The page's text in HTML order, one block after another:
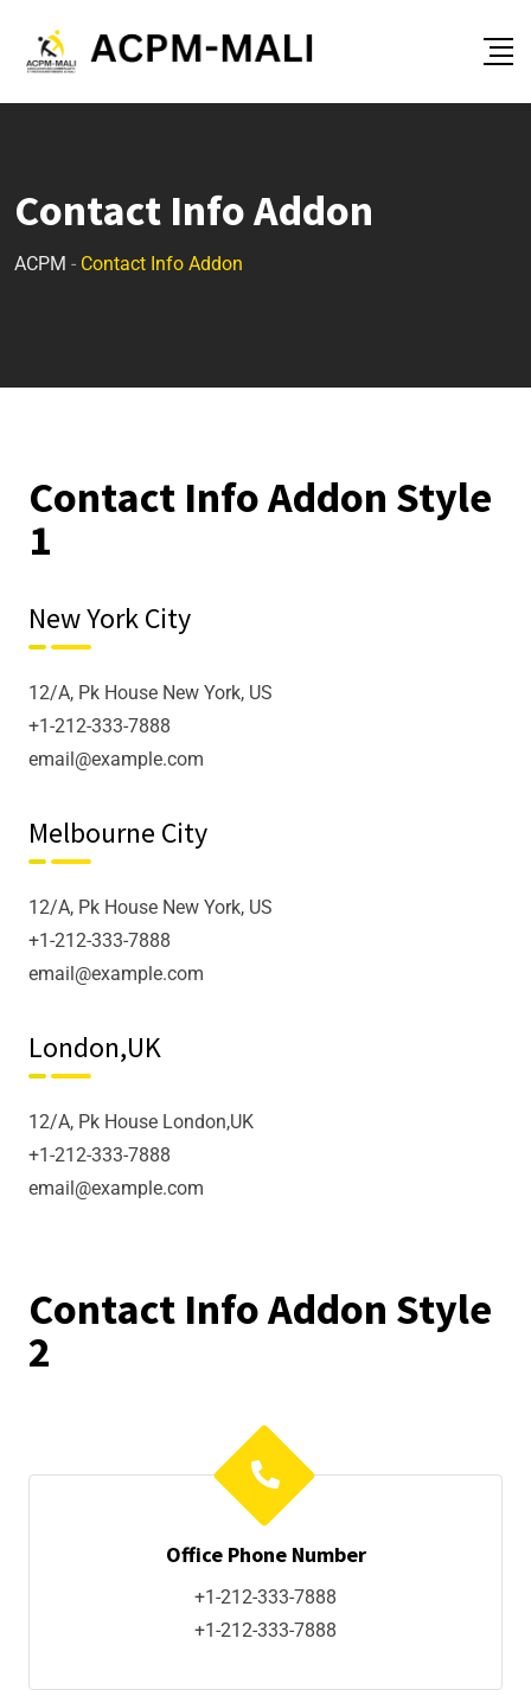
Contact Info Addon
ACPM - Contact Info Addon
Contact Info Addon Style
1
New York City
12/A, Pk House New York, US
+1-212-333-7888
email@example.com
Melbourne City
12/A, Pk House New York, US
+1-212-333-7888
email@example.com
London,UK
12/A, Pk House London,UK
+1-212-333-7888
email@example.com
Contact Info Addon Style
2
Office Phone Number
+1-212-333-7888
+1-212-333-7888